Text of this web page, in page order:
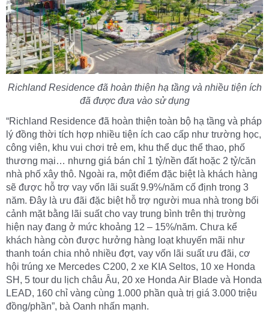
Richland Residence đã hoàn thiệnhạ tầng và nhiều tiện ích
đã được đưa vào sử dụng
“Richland Residence đã hoàn thiện toàn bộ hạ tầng và pháp
lý đồng thời tích hợp nhiều tiện ích cao cấp như trường học,
công viên, khu vui chơi trẻ em, khu thể dục thể thao, phố
thương mại… nhưng giá bán chỉ 1 tỷ/nền đất hoặc 2 tỷ/căn
nhà phố xây thô. Ngoài ra, một điểm đặc biệt là khách hàng
sẽ được hỗ trợ vay vốn lãi suất 9.9%/năm cố định trong 3
năm. Đây là ưu đãi đặc biệt hỗ trợ người mua nhà trong bối
cảnh mặt bằng lãi suất cho vay trung bình trên thị trường
hiện nay đang ở mức khoảng 12 – 15%/năm. Chưa kể
khách hàng còn được hưởng hàng loạt khuyến mãi như
thanh toán chia nhỏ nhiều đợt, vay vốn lãi suất ưu đãi, cơ
hội trúng xe Mercedes C200, 2 xe KIA Seltos, 10 xe Honda
SH, 5 tour du lịch châu Âu, 20 xe Honda Air Blade và Honda
LEAD, 160 chỉ vàng cùng 1.000 phần quà trị giá 3.000 triệu
đồng/phần”, bà Oanh nhấn mạnh.